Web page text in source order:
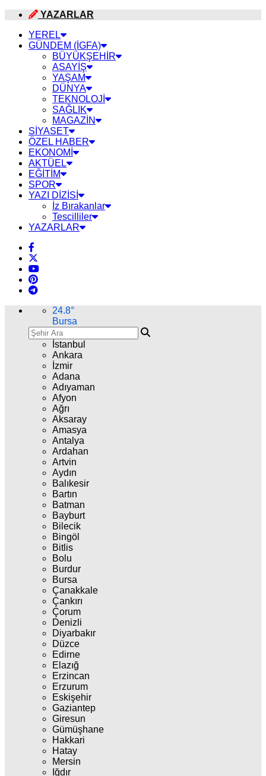
YAZARLAR
YEREL
GÜNDEM (İGFA)
BÜYÜKŞEHİR
ASAYİŞ
YAŞAM
DÜNYA
TEKNOLOJİ
SAĞLIK
MAGAZİN
SİYASET
ÖZEL HABER
EKONOMİ
AKTÜEL
EĞİTİM
SPOR
YAZI DİZİSİ
İz Bırakanlar
Tescilliler
YAZARLAR
24.8°
Bursa
İstanbul
Ankara
İzmir
Adana
Adıyaman
Afyon
Ağrı
Aksaray
Amasya
Antalya
Ardahan
Artvin
Aydın
Balıkesir
Bartın
Batman
Bayburt
Bilecik
Bingöl
Bitlis
Bolu
Burdur
Bursa
Çanakkale
Çankırı
Çorum
Denizli
Diyarbakır
Düzce
Edirne
Elazığ
Erzincan
Erzurum
Eskişehir
Gaziantep
Giresun
Gümüşhane
Hakkari
Hatay
Mersin
Iğdır